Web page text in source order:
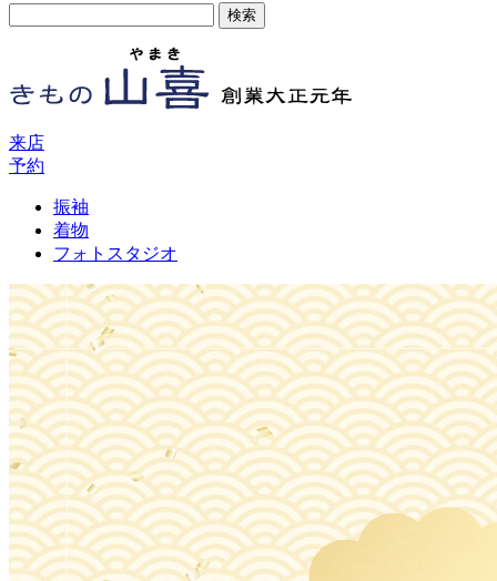
来店
予約
振袖
着物
フォトスタジオ